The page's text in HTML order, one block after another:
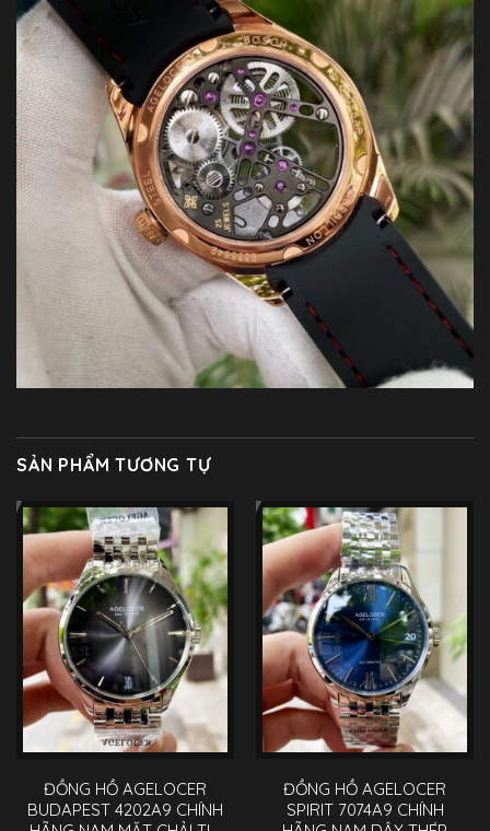
SẢN PHẨM TƯƠNG TỰ
ĐỒNG HỒ AGELOCER
BUDAPEST 4202A9 CHÍNH
ĐỒNG HỒ AGELOCER
SPIRIT 7074A9 CHÍNH